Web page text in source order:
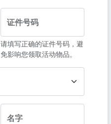
证件号码
请填写正确的证件号码，避
免影响您领取活动物品。
名字